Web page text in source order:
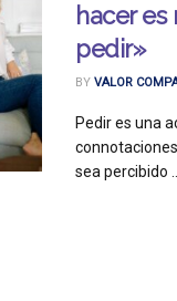
hacer
pedir»
BY VALOR
Pedir es una
sea percibido ...